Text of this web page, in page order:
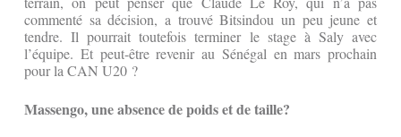
commenté sa décision, a trouvé Bitsindou un peu jeune et
tendre. Il pourrait toutefois terminer le stage à Saly avec
l’équipe. Et peut-être revenir au Sénégal en mars prochain
pour la CAN U20 ?
Massengo, une absence de poids et de taille?